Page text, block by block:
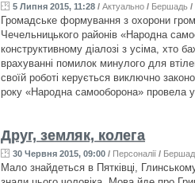
5 Липня 2015, 11:28 / Актуально / Бершадь /
Громадське формування з охорони
Чечельницького районів «Народна
конструктивному діалозі з усіма, хто
врахуванні помилок минулого для
своїй роботі керується виключно
року «Народна самооборона» провела
Друг, земляк, колега
30 Червня 2015, 09:00 / Персоналії /
Мало знайдеться в Пятківці,